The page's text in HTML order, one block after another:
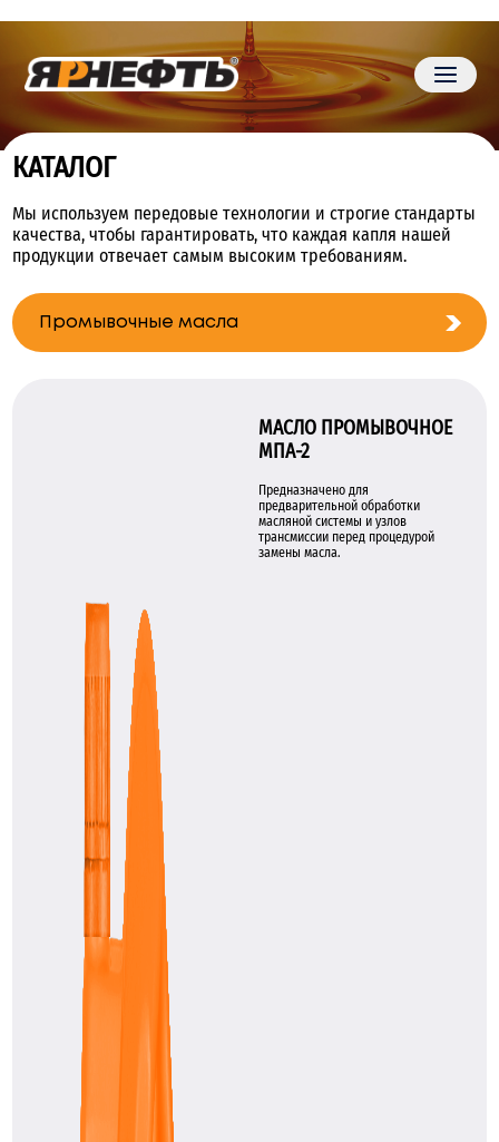
КАТАЛОГ
Мы используем передовые технологии и строгие стандарты
качества, чтобы гарантировать, что каждая капля нашей
продукции отвечает самым высоким требованиям.
Промывочные масла
МАСЛО ПРОМЫВОЧНОЕ
МПА-2
Предназначено для
предварительной обработки
масляной системы и узлов
трансмиссии перед процедурой
замены масла.